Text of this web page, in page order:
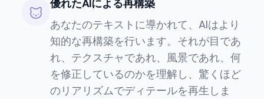
優れたAIによる再構築
あなたのテキストに導かれて、AIはより
知的な再構築を行います。それが目であ
れ、テクスチャであれ、風景であれ、何
を修正しているのかを理解し、驚くほど
のリアリズムでディテールを再生しま